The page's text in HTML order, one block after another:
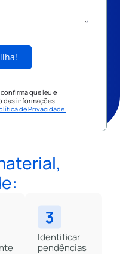
que leu e
das informações
de Privacidade.
Identificar
pendências